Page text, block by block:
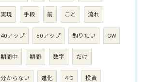
実現 手段 前 こと 流れ
40アップ 50アップ 釣りたい GW
期間中 期間 数字 だけ
分からない 進化 4つ 投資